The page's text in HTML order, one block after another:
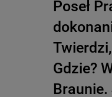
Poseł
Gdzie?